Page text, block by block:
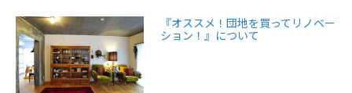
『オススメ！団地を買ってリノベー
ション！』について